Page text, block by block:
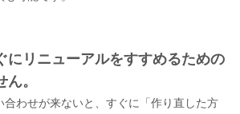
にリニューアルをすすめるための
。
わせが来ないと、すぐに「作り直した方